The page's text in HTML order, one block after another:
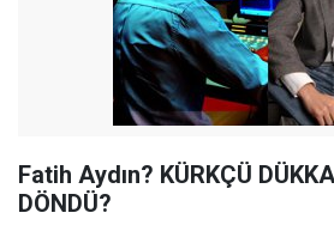
Fatih Aydın? KÜRKÇÜ
DÖNDÜ?